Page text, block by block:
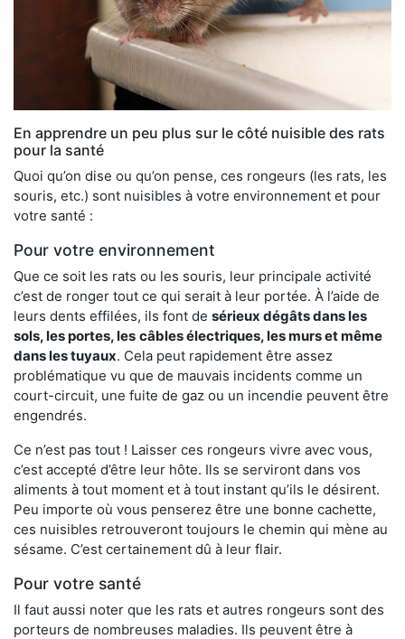
En apprendre un peu plus sur le côté nuisible des rats
pour la santé
Quoi qu’on dise ou qu’on pense, ces rongeurs (les rats, les
souris, etc.) sont nuisibles à votre environnement et pour
votre santé :
Pour votre environnement
Que ce soit les rats ou les souris, leur principale activité
c’est de ronger tout ce qui serait à leur portée. À l’aide de
leurs dents effilées, ils font de sérieux dégâts dans les
sols, les portes, les câbles électriques, les murs et même
dans les tuyaux. Cela peut rapidement être assez
problématique vu que de mauvais incidents comme un
court-circuit, une fuite de gaz ou un incendie peuvent être
engendrés.
Ce n’est pas tout ! Laisser ces rongeurs vivre avec vous,
c’est accepté d’être leur hôte. Ils se serviront dans vos
aliments à tout moment et à tout instant qu’ils le désirent.
Peu importe où vous penserez être une bonne cachette,
ces nuisibles retrouveront toujours le chemin qui mène au
sésame. C’est certainement dû à leur flair.
Pour votre santé
Il faut aussi noter que les rats et autres rongeurs sont des
porteurs de nombreuses maladies. Ils peuvent être à